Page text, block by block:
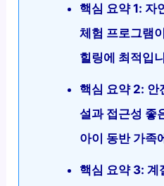
핵심 요약 1: 자
체험 프로그램
힐링에 최적입
핵심 요약 2: 안
설과 접근성 좋
아이 동반 가족
핵심 요약 3: 계